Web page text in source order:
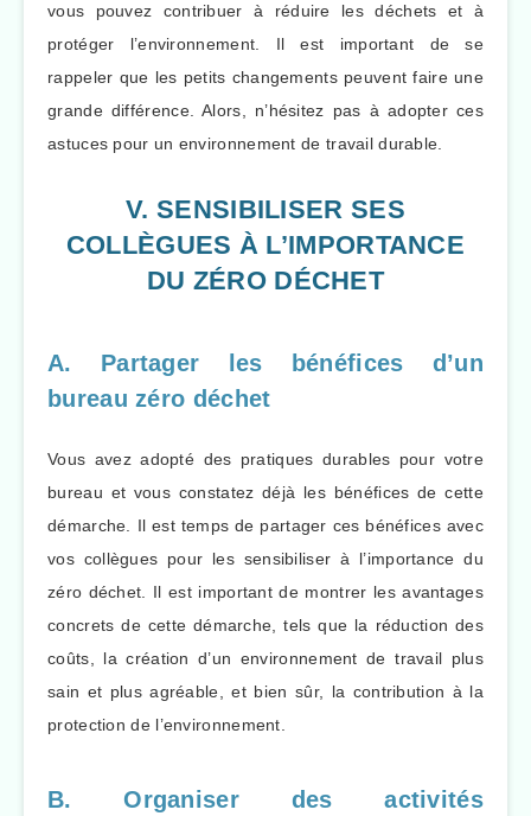
vous pouvez contribuer à réduire les déchets et à
protéger l’environnement. Il est important de se
rappeler que les petits changements peuvent faire une
grande différence. Alors, n’hésitez pas à adopter ces
astuces pour un environnement de travail durable.
V. SENSIBILISER SES
COLLÈGUES À L’IMPORTANCE
DU ZÉRO DÉCHET
A. Partager les bénéfices d’un
bureau zéro déchet
Vous avez adopté des pratiques durables pour votre
bureau et vous constatez déjà les bénéfices de cette
démarche. Il est temps de partager ces bénéfices avec
vos collègues pour les sensibiliser à l’importance du
zéro déchet. Il est important de montrer les avantages
concrets de cette démarche, tels que la réduction des
coûts, la création d’un environnement de travail plus
sain et plus agréable, et bien sûr, la contribution à la
protection de l’environnement.
B. Organiser des activités